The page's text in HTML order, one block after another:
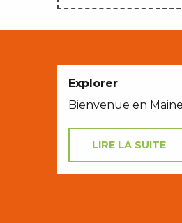
Explorer
Bienvenue en Maine
LIRE LA SUITE